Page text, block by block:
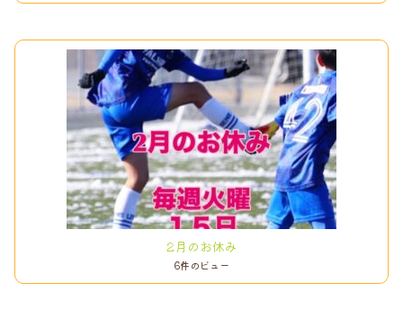
2月のお休み
6件のビュー